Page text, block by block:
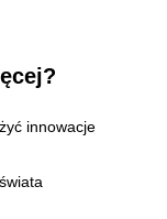
innowacje